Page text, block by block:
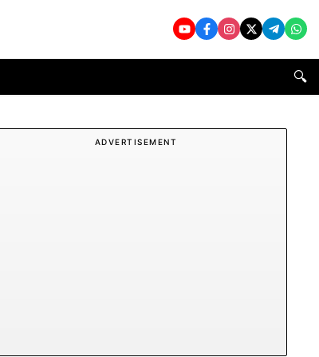
🔍
ADVERTISEMENT